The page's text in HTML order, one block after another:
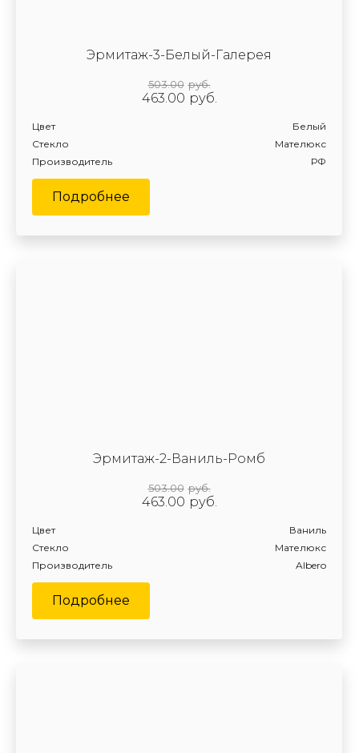
Эрмитаж-3-Белый-Галерея
руб.
503.00
руб.
463.00
Цвет Белый
Производитель РФ
Стекло Мателюкс
Подробнее
Эрмитаж-2-Ваниль-Ромб
руб.
503.00
руб.
463.00
Цвет Ваниль
Производитель Albero
Стекло Мателюкс
Подробнее